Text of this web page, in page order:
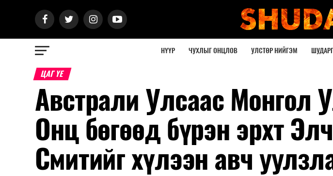
НҮҮР ЧУХЛЫГ ОНЦЛОВ УЛСТӨР НИЙГЭМ
ЦАГ ҮЕ
Австрали Улсаас Монгол
Онц бөгөөд бүрэн эрхт
Смитийг хүлээн авч